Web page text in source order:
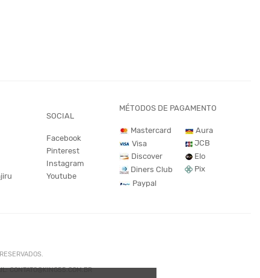
SOCIAL
Facebook
Pinterest
Instagram
Youtube
MÉTODOS DE PAGAMENTO
Mastercard
Visa
Discover
Diners Club
Paypal
Aura
JCB
Elo
Pix
CONTATO@KING55.COM.BR